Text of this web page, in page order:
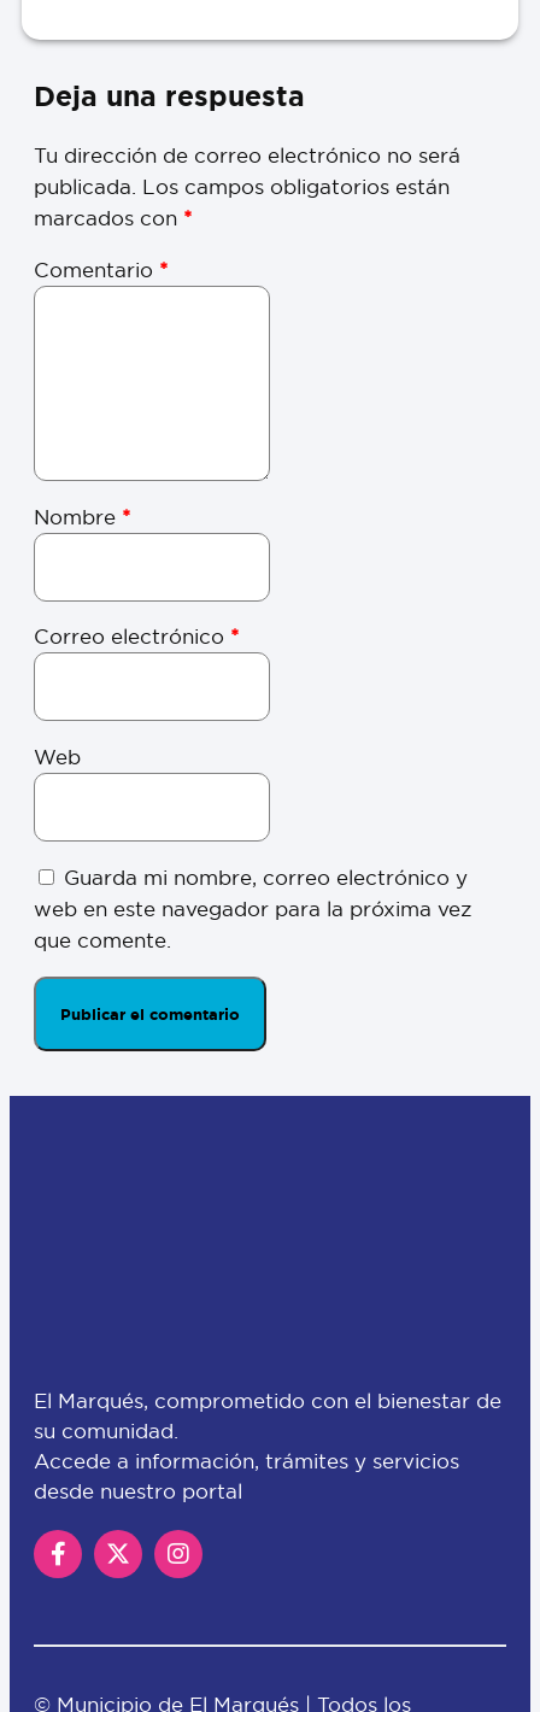
Deja una respuesta
Tu dirección de correo electrónico no será
publicada. Los campos obligatorios están
marcados con *
Comentario *
Nombre *
Correo electrónico *
Web
Guarda mi nombre, correo electrónico y
web en este navegador para la próxima vez
que comente.
El Marqués, comprometido con el bienestar de
su comunidad.
Accede a información, trámites y servicios
desde nuestro portal
© Municipio de El Marqués | Todos los